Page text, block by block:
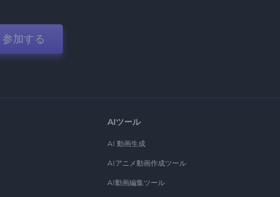
参加する
AIツール
AI 動画生成
AIアニメ動画作成ツール
AI動画編集ツール